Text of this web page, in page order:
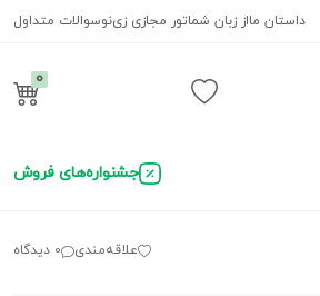
سوالات متداولتور مجازی زی‌نواز زبان شماداستان ما
0
جشنواره‌های فروش
علاقه‌مندی 0 دیدگاه